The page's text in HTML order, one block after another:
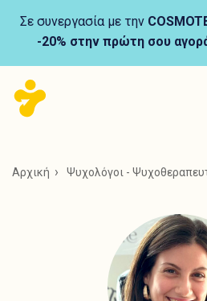
Σε συνεργασία με την
-20% στην πρώτη σου
Αρχική Ψυχολόγοι -